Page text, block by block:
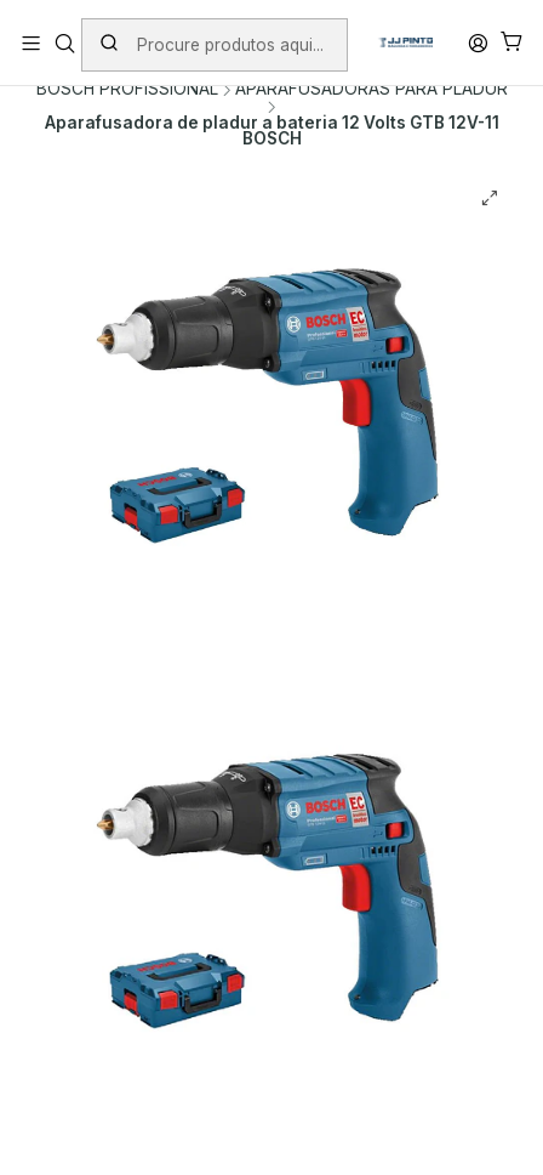
PORTES INCLUÍDOS EM ENCOMENDAS +75€ (excepto ilhas)
Início PRODUTOS
FERRAMENTAS SEM FIO
BOSCH PROFISSIONAL
APARAFUSADORAS PARA PLADUR
Aparafusadora de pladur a bateria 12 Volts GTB 12V-11
BOSCH